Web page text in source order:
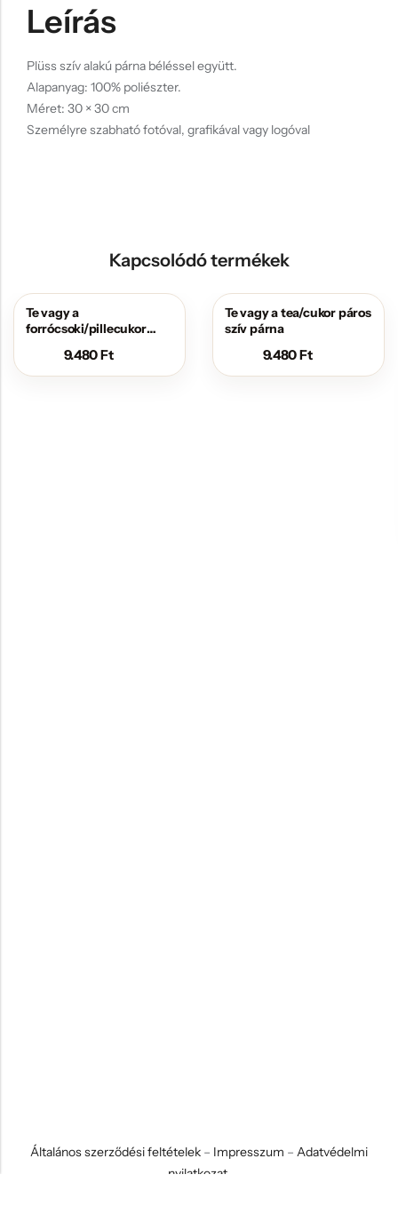
Leírás
Plüss szív alakú párna béléssel együtt.
Alapanyag: 100% poliészter.
Méret: 30 × 30 cm
Személyre szabható fotóval, grafikával vagy logóval
Kapcsolódó termékek
Te vagy a
forrócsoki/pillecukor
9.480Ft
Te vagy a tea/cukor páros
szív párna
9.480Ft
Általános szerződési feltételek – Impresszum – Adatvédelmi
nyilatkozat